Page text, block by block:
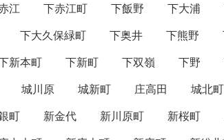
江 下赤江町 下飯野 下大浦
下大久保緑町 下奥井 下熊野
新本町 下新町 下双嶺 下野
城川原 城新町 庄高田 城北町
町 新金代 新川原町 新桜町